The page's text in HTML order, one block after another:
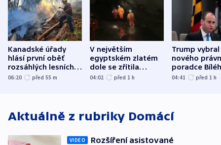
Kanadské úřady
hlásí první oběť
rozsáhlých lesních
požárů
06:20 před 55 m
V největším
egyptském zlatém
dole se zřítila
hornina, jeden
04:02 před 1 h
Trump vybral
nového
poradce
domu
04:41 před 1 h
Aktuálně z rubriky Domácí
VIDEO
Rozšíření asistované